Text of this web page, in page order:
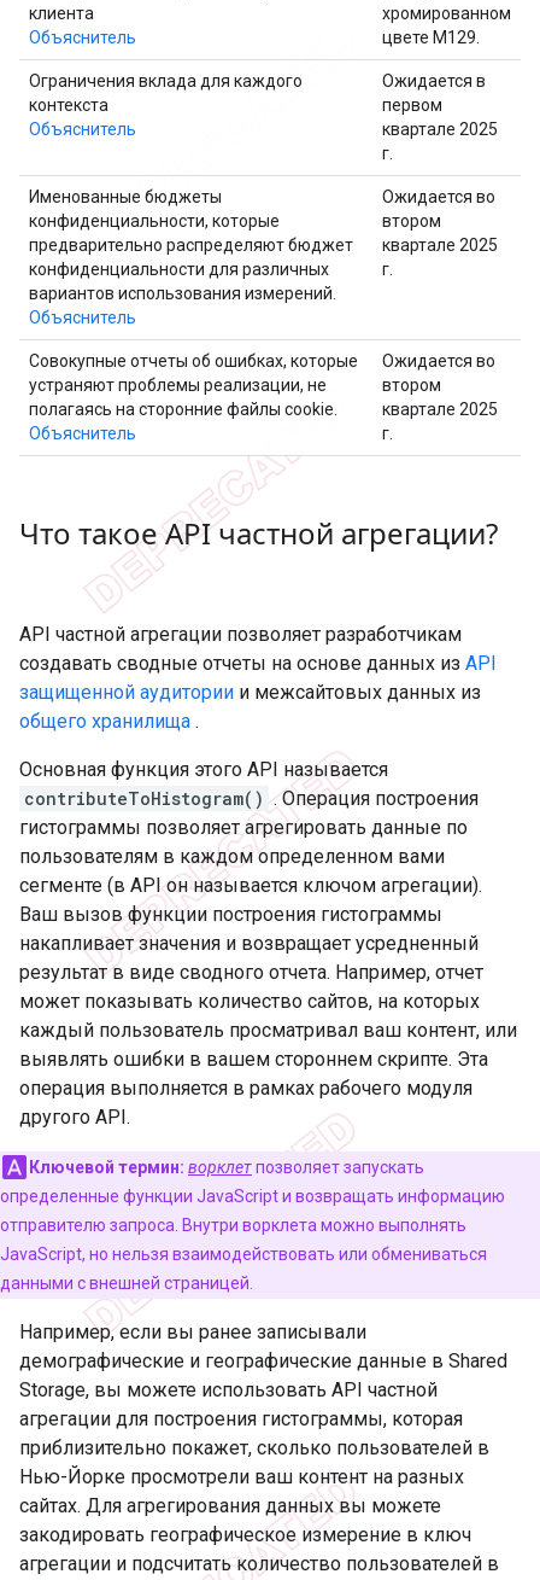
клиента
Объяснитель
хромированном
цвете M129.
Ограничения вклада для каждого
контекста
Объяснитель
Ожидается в
первом
квартале 2025
г.
Именованные бюджеты
конфиденциальности, которые
предварительно распределяют бюджет
конфиденциальности для различных
вариантов использования измерений.
Объяснитель
Ожидается во
втором
квартале 2025
г.
Совокупные отчеты об ошибках, которые
устраняют проблемы реализации, не
полагаясь на сторонние файлы cookie.
Объяснитель
Ожидается во
втором
квартале 2025
г.
Что такое API частной агрегации?
API частной агрегации позволяет разработчикам
создавать сводные отчеты на основе данных из API
защищенной аудитории и межсайтовых данных из
общего хранилища .
Основная функция этого API называется
contributeToHistogram() . Операция построения
гистограммы позволяет агрегировать данные по
пользователям в каждом определенном вами
сегменте (в API он называется ключом агрегации).
Ваш вызов функции построения гистограммы
накапливает значения и возвращает усредненный
результат в виде сводного отчета. Например, отчет
может показывать количество сайтов, на которых
каждый пользователь просматривал ваш контент, или
выявлять ошибки в вашем стороннем скрипте. Эта
операция выполняется в рамках рабочего модуля
другого API.
Ключевой термин: ворклетпозволяет запускать
определенные функции JavaScript и возвращать информацию
отправителю запроса. Внутри ворклета можно выполнять
JavaScript, но нельзя взаимодействовать или обмениваться
данными с внешней страницей.
Например, если вы ранее записывали
демографические и географические данные в Shared
Storage, вы можете использовать API частной
агрегации для построения гистограммы, которая
приблизительно покажет, сколько пользователей в
Нью-Йорке просмотрели ваш контент на разных
сайтах. Для агрегирования данных вы можете
закодировать географическое измерение в ключ
агрегации и подсчитать количество пользователей в